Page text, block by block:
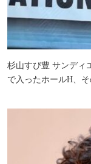
杉山すぴ豊 サンディ
で入ったホールH、